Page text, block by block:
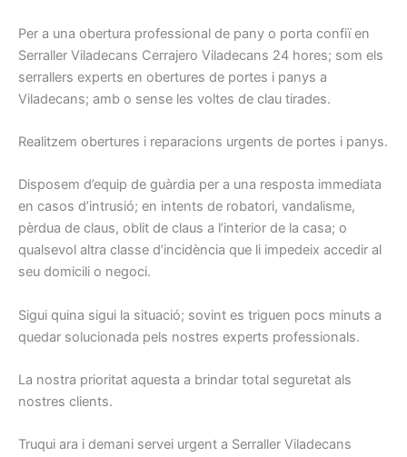
Per a una obertura professional de pany o porta confiï en
Serraller Viladecans Cerrajero Viladecans 24 hores; som els
serrallers experts en obertures de portes i panys a
Viladecans; amb o sense les voltes de clau tirades.
Realitzem obertures i reparacions urgents de portes i panys.
Disposem d’equip de guàrdia per a una resposta immediata
en casos d’intrusió; en intents de robatori, vandalisme,
pèrdua de claus, oblit de claus a l’interior de la casa; o
qualsevol altra classe d’incidència que li impedeix accedir al
seu domicili o negoci.
Sigui quina sigui la situació; sovint es triguen pocs minuts a
quedar solucionada pels nostres experts professionals.
La nostra prioritat aquesta a brindar total seguretat als
nostres clients.
Truqui ara i demani servei urgent a Serraller Viladecans